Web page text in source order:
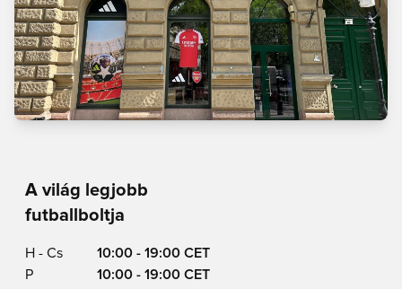
A világ legjobb
futballboltja
H - Cs
10:00 - 19:00 CET
P
10:00 - 19:00 CET